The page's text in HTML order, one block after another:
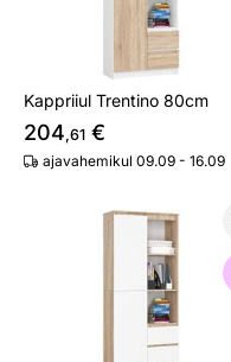
Kappriiul Trentino 80cm
204,61 €
ajavahemikul 09.09 - 16.09
Kappriiul Trentino 80cm
Otsi sarnaseid